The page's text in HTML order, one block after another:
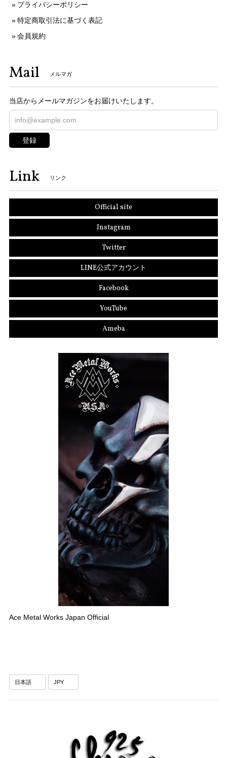
プライバシーポリシー
特定商取引法に基づく表記
会員規約
Mail メルマガ
当店からメールマガジンをお届けいたします。
登録
Link リンク
Official site
Instagram
Twitter
LINE公式アカウント
Facebook
YouTube
Ameba
Ace Metal Works Japan Official